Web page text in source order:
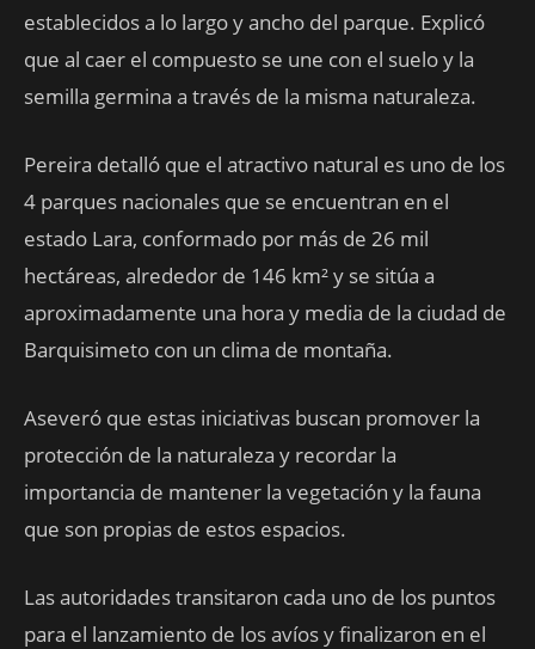
establecidos a lo largo y ancho del parque. Explicó
que al caer el compuesto se une con el suelo y la
semilla germina a través de la misma naturaleza.
Pereira detalló que el atractivo natural es uno de los
4 parques nacionales que se encuentran en el
estado Lara, conformado por más de 26 mil
hectáreas, alrededor de 146 km² y se sitúa a
aproximadamente una hora y media de la ciudad de
Barquisimeto con un clima de montaña.
Aseveró que estas iniciativas buscan promover la
protección de la naturaleza y recordar la
importancia de mantener la vegetación y la fauna
que son propias de estos espacios.
Las autoridades transitaron cada uno de los puntos
para el lanzamiento de los avíos y finalizaron en el